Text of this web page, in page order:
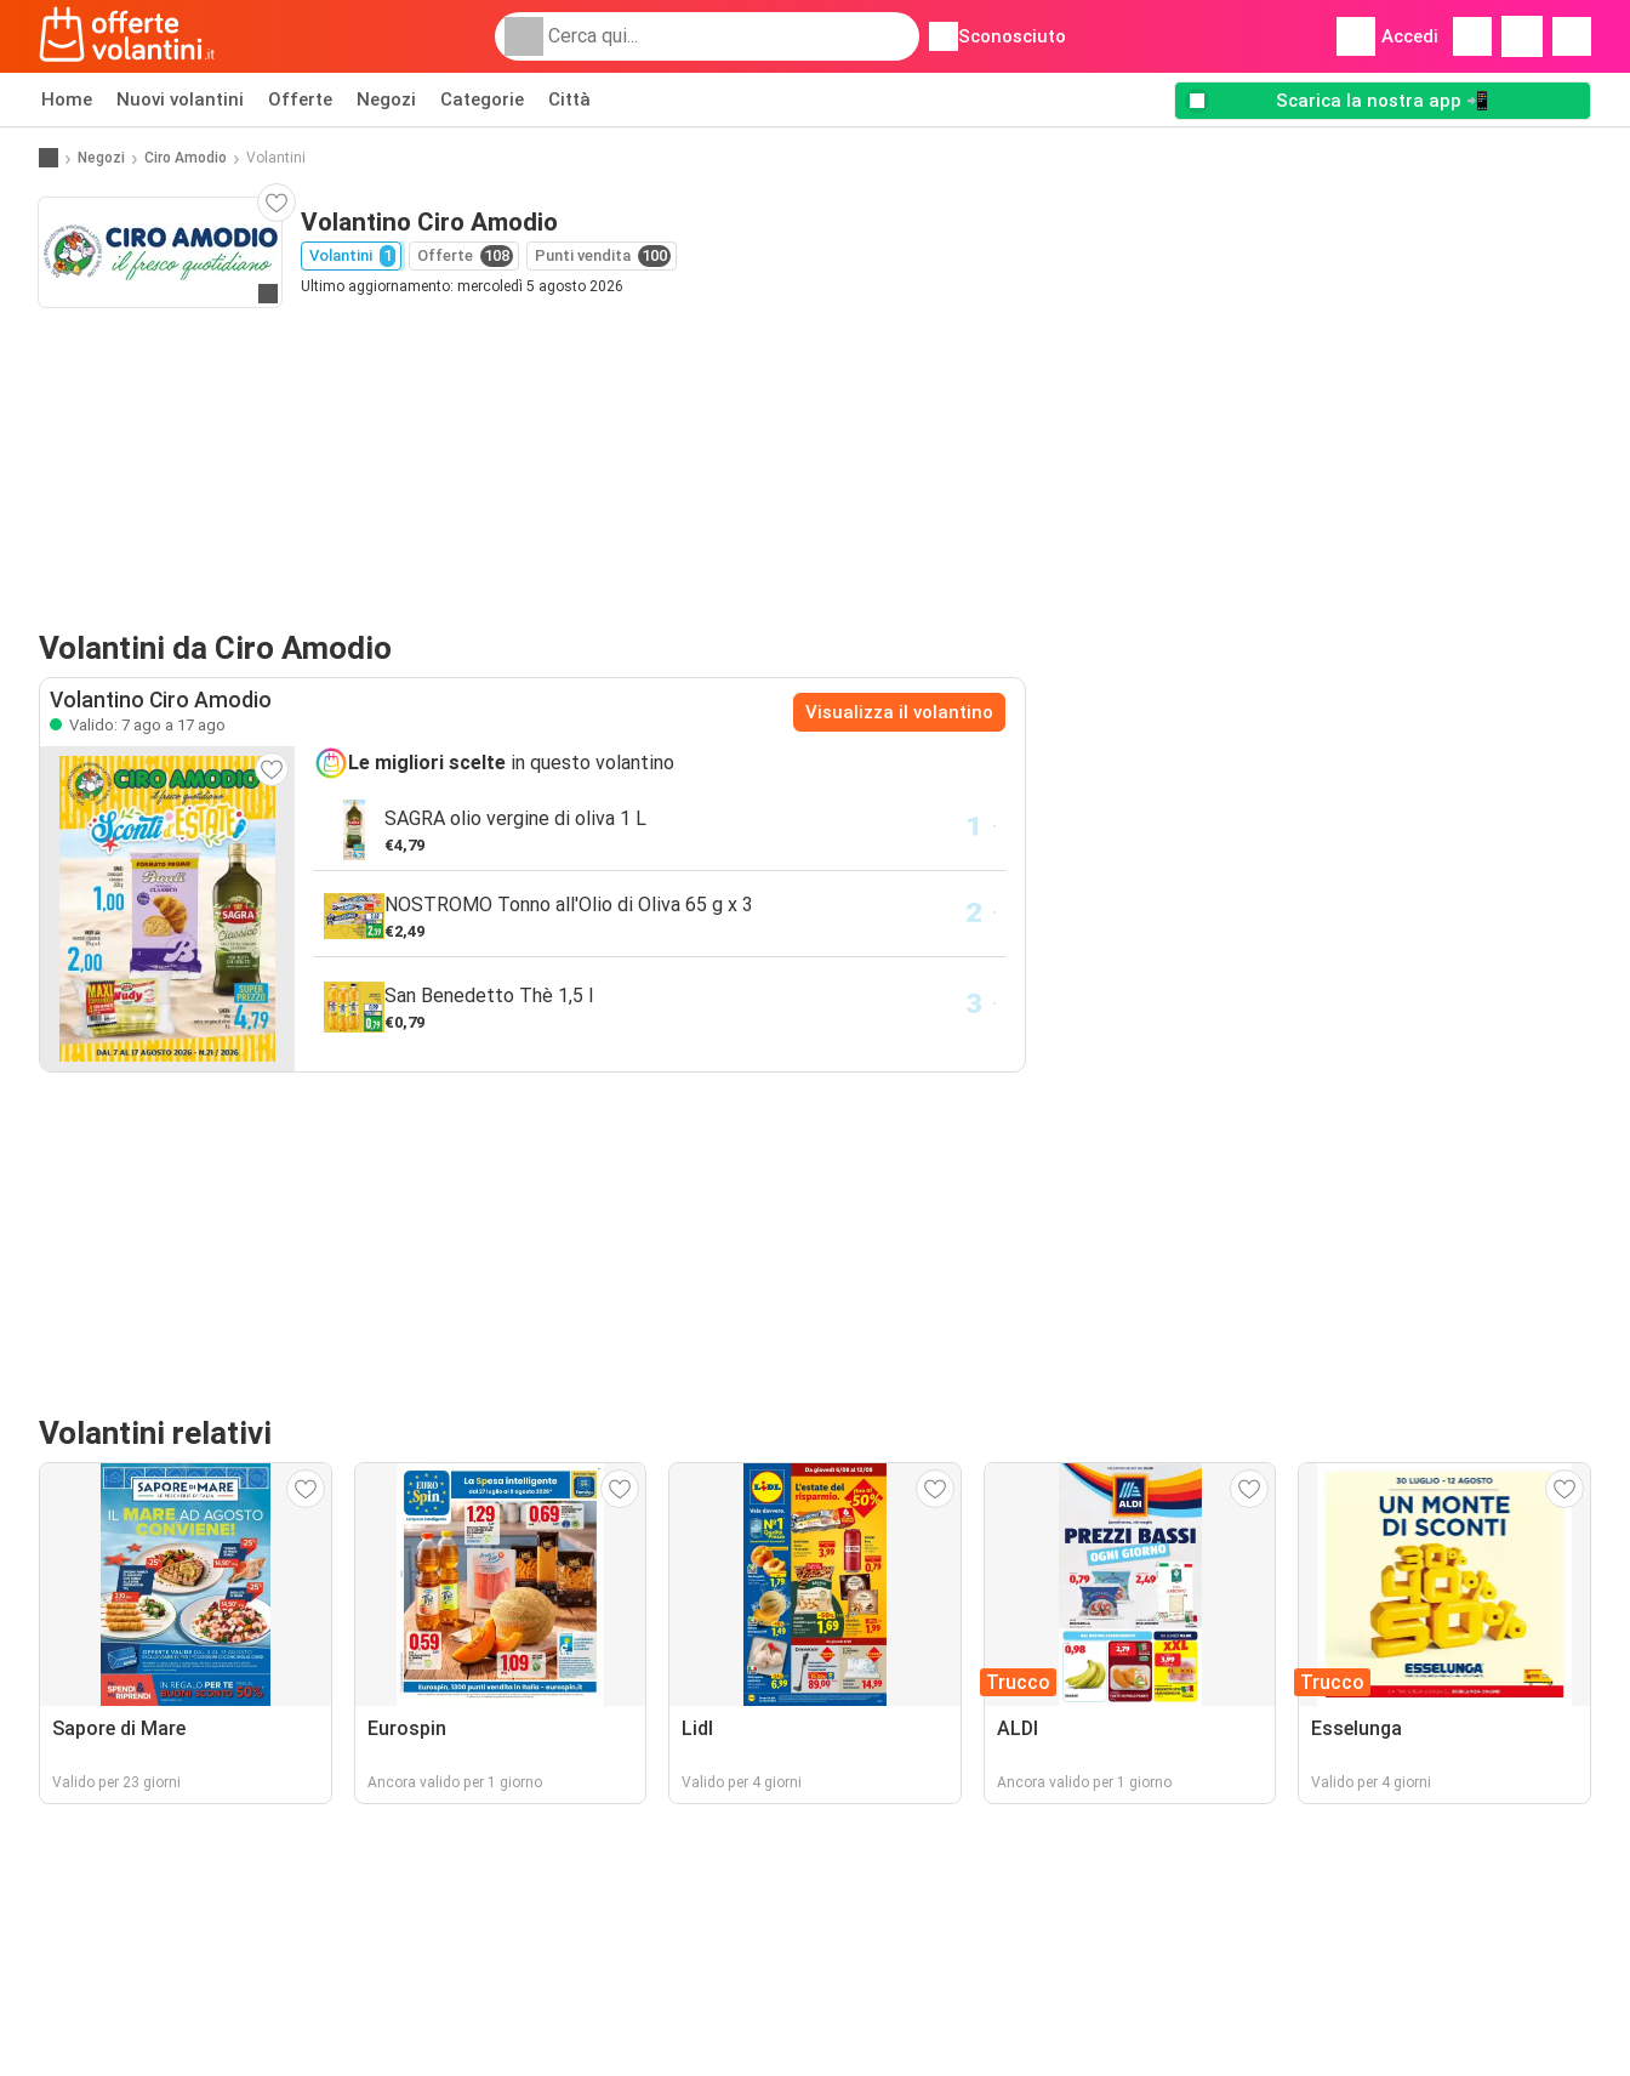
Sconosciuto Accedi
Home Nuovi volantini Offerte Negozi Categorie Città Scarica la nostra app 📲
Negozi Ciro Amodio Volantini
Vai al sito web
Volantino Ciro Amodio
Volantini 1 Offerte 108 Punti vendita 100
Ultimo aggiornamento: mercoledì 5 agosto 2026
Volantini da Ciro Amodio
Volantino Ciro Amodio
Valido: 7 ago a 17 ago
Visualizza il volantino
Le migliori scelte in questo volantino
SAGRA olio vergine di oliva 1 L
€4,79
NOSTROMO Tonno all'Olio di Oliva 65 g x 3
€2,49
San Benedetto Thè 1,5 l
€0,79
Volantini relativi
Sapore di Mare
Valido per 23 giorni
Eurospin
Ancora valido per 1 giorno
Lidl
Valido per 4 giorni
Trucco
ALDI
Ancora valido per 1 giorno
Trucco
Esselunga
Valido per 4 giorni